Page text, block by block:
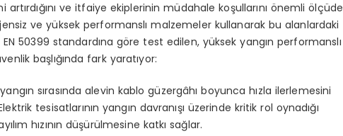
artırdığını ve itfaiye ekiplerinin müdahale koşullarını önemli ölçüde
ve yüksek performanslı malzemeler kullanarak bu alanlardaki
50399 standardına göre test edilen, yüksek yangın performanslı
başlığında fark yaratıyor:
yangın sırasında alevin kablo güzergâhı boyunca hızla ilerlemesini
tesisatlarının yangın davranışı üzerinde kritik rol oynadığı
hızının düşürülmesine katkı sağlar.